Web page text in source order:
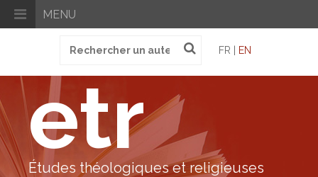
MENU
pour
FR | EN
etr
Études théologiques et religieuses